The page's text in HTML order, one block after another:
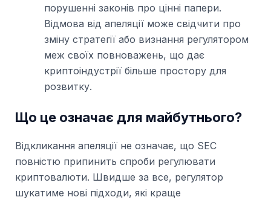
порушенні законів про цінні папери.
Відмова від апеляції може свідчити про
зміну стратегії або визнання регулятором
меж своїх повноважень, що дає
криптоіндустрії більше простору для
розвитку.
Що це означає для майбутнього?
Відкликання апеляції не означає, що SEC
повністю припинить спроби регулювати
криптовалюти. Швидше за все, регулятор
шукатиме нові підходи, які краще